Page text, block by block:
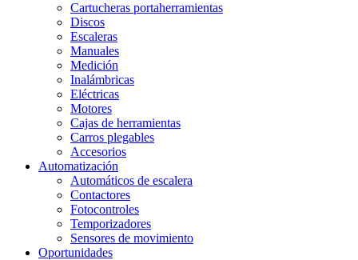
Cartucheras portaherramientas
Discos
Escaleras
Manuales
Medición
Inalámbricas
Eléctricas
Motores
Cajas de herramientas
Carros plegables
Accesorios
Automatización
Automáticos de escalera
Contactores
Fotocontroles
Temporizadores
Sensores de movimiento
Oportunidades